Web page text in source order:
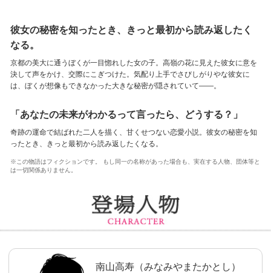
彼女の秘密を知ったとき、
きっと最初から読み返したく
なる。
京都の美大に通うぼくが一目惚れした女の子。高嶺の花に見えた彼女に意を
決して声をかけ、交際にこぎつけた。気配り上手でさびしがりやな彼女に
は、ぼくが想像もできなかった大きな秘密が隠されていて――。
「あなたの未来がわかるって言ったら、どうする？」
奇跡の運命で結ばれた二人を描く、甘くせつない恋愛小説。彼女の秘密を知
ったとき、きっと最初から読み返したくなる。
※この物語はフィクションです。 もし同一の名称があった場合も、実在する人物、団体等と
は一切関係ありません。
南山高寿（みなみやまたかとし）